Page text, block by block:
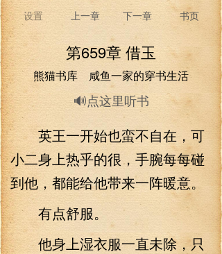
设置 上一章 下一章 书页
第659章 借玉
熊猫书库 咸鱼一家的穿书生活
🔊点这里听书
英王一开始也蛮不自在，可
小二身上热乎的很，手腕每每碰
到他，都能给他带来一阵暖意。
有点舒服。
他身上湿衣服一直未除，只